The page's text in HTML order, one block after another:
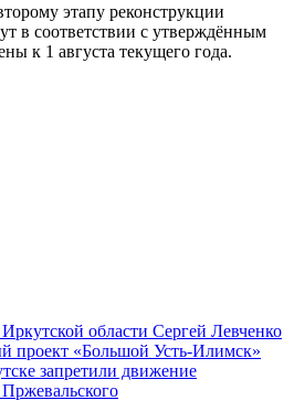
этапу реконструкции
в соответствии с утверждённым
к 1 августа текущего года.
Иркутской области Сергей Левченко
проект «Большой Усть-Илимск»
запретили движение